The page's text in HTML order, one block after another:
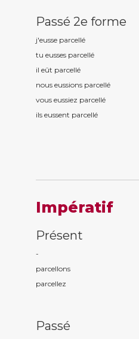
Passé 2e forme
j'eusse parcellé
tu eusses parcellé
il eût parcellé
nous eussions parcellé
vous eussiez parcellé
ils eussent parcellé
Impératif
Présent
-
parcellons
parcellez
Passé